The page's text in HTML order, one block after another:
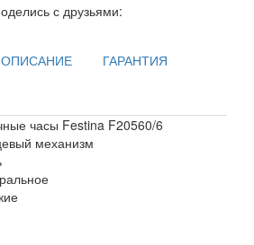
с друзьями:
ОПИСАНИЕ ГАРАНТИЯ
часы Festina F20560/6
механизм